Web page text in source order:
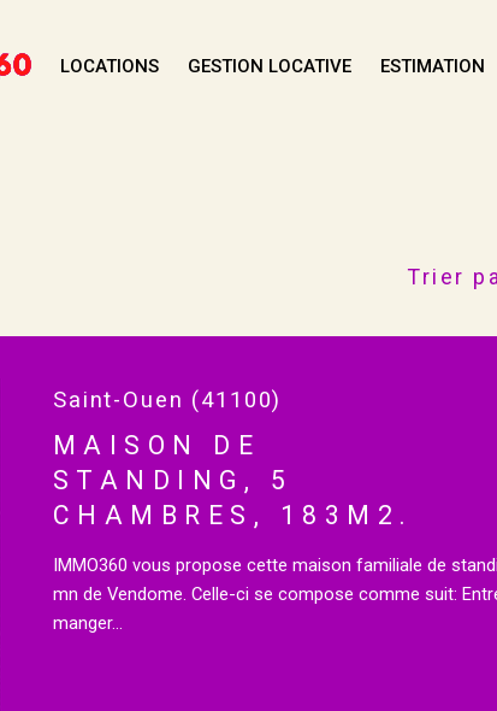
LOCATIONS GESTION LOCATIVE ESTIMATION
Trier
Saint-Ouen (41100)
MAISON DE
STANDING, 5
CHAMBRES, 183M2.
IMMO360 vous propose cette maison familiale de
mn de Vendome. Celle-ci se compose comme suit:
manger...